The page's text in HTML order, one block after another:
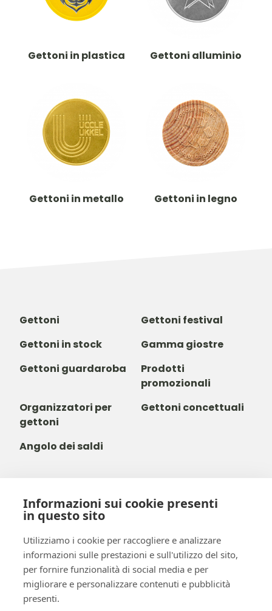
Informazioni sui cookie presenti
in questo sito
Utilizziamo i cookie per raccogliere e analizzare
informazioni sulle prestazioni e sull'utilizzo del sito,
per fornire funzionalità di social media e per
migliorare e personalizzare contenuti e pubblicità
presenti.
Gettoni in plastica Gettoni alluminio
Gettoni in metallo Gettoni in legno
Gettoni
Gettoni festival
Gettoni in stock
Gamma giostre
Gettoni guardaroba
Prodotti
promozionali
Organizzatori per
gettoni
Gettoni concettuali
Angolo dei saldi
+39 03 411 680 014
info@b-token.eu
Facebook
Instagram
YouTube
LinkedIn